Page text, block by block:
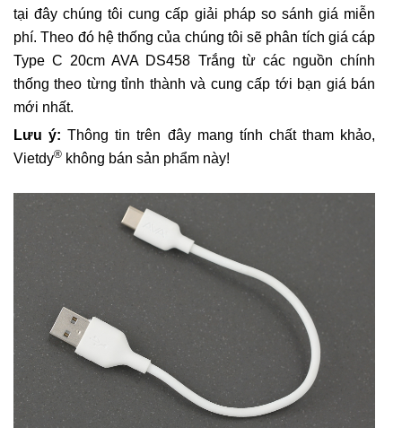
tại đây chúng tôi cung cấp giải pháp so sánh giá miễn
phí. Theo đó hệ thống của chúng tôi sẽ phân tích giá cáp
Type C 20cm AVA DS458 Trắng từ các nguồn chính
thống theo từng tỉnh thành và cung cấp tới bạn giá bán
mới nhất.
Lưu ý: Thông tin trên đây mang tính chất tham khảo,
Vietdy® không bán sản phẩm này!